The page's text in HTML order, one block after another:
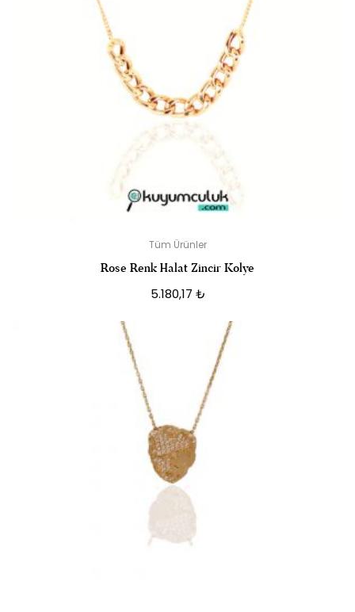
Tüm Ürünler
Rose Renk Halat Zincir Kolye
5.180,17 ₺